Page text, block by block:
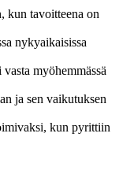
kun tavoitteena on
nykyaikaisissa
myöhemmässä
ja sen vaikutuksen
kun pyrittiin